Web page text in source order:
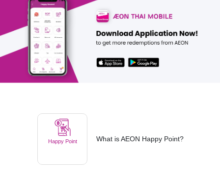
Happy Point What is AEON Happy Point?